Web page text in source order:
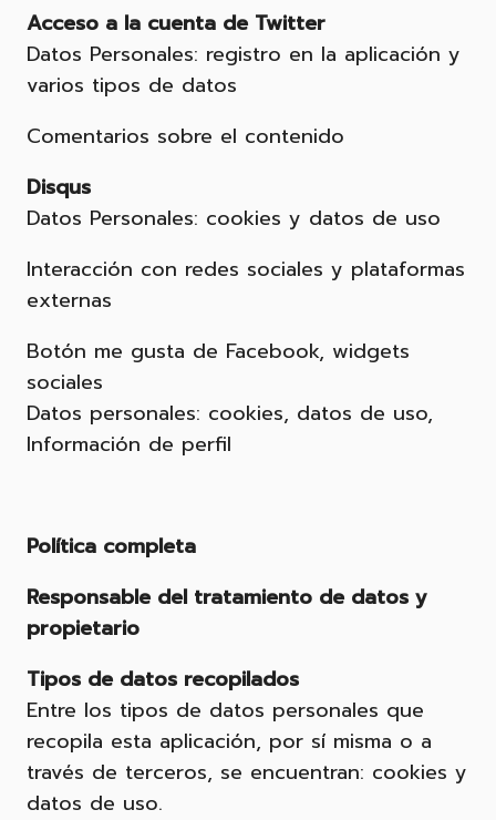
Acceso a la cuenta de Twitter
Datos Personales: registro en la aplicación y
varios tipos de datos
Comentarios sobre el contenido
Disqus
Datos Personales: cookies y datos de uso
Interacción con redes sociales y plataformas
externas
Botón me gusta de Facebook, widgets
sociales
Datos personales: cookies, datos de uso,
Información de perfil
Política completa
Responsable del tratamiento de datos y
propietario
Tipos de datos recopilados
Entre los tipos de datos personales que
recopila esta aplicación, por sí misma o a
través de terceros, se encuentran: cookies y
datos de uso.